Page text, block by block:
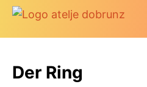
Der Ring